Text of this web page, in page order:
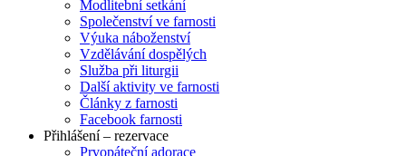
Modlitební setkání
Společenství ve farnosti
Výuka náboženství
Vzdělávání dospělých
Služba při liturgii
Další aktivity ve farnosti
Články z farnosti
Facebook farnosti
Přihlášení – rezervace
Prvopáteční adorace